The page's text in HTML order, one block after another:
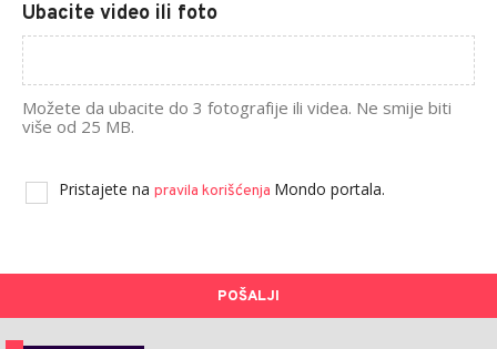
Ubacite video ili foto
Možete da ubacite do 3 fotografije ili videa. Ne smije biti
više od 25 MB.
Pristajete na pravila korišćenja Mondo portala.
POŠALJI